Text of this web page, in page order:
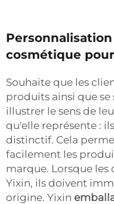
cosmétique
Souhaite que les
produits ainsi que
illustrer le sens de
qu'elle représente :
distinctif. Cela
facilement les
marque. Lorsque
Yixin, ils doivent
origine. Yixin